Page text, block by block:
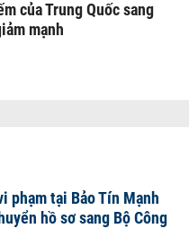
của Trung Quốc sang
mạnh
phạm tại Bảo Tín Mạnh
hồ sơ sang Bộ Công